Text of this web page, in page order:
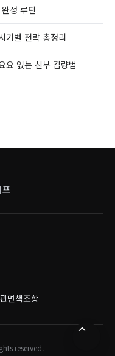
성 루틴
기별 전략 총정리
요 없는 신부 감량법
프
면책조항
reserved.